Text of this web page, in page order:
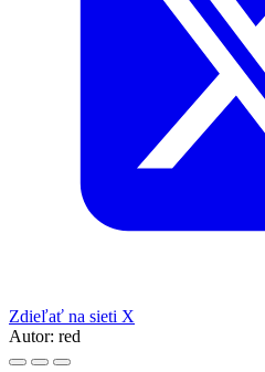
Zdieľať na sieti X
Autor: red